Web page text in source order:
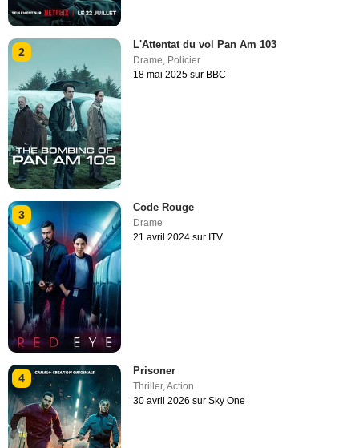
2
L'Attentat du vol Pan Am 103
Drame, Policier
18 mai 2025 sur BBC
3
Code Rouge
Drame
21 avril 2024 sur ITV
4
Prisoner
Thriller,Action
30 avril 2026 sur Sky One